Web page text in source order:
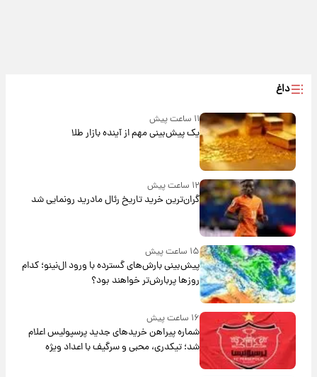
داغ
۱۱ ساعت پیش
یک پیش‌بینی مهم از آینده بازار طلا
۱۲ ساعت پیش
گران‌ترین خرید تاریخ رئال مادرید رونمایی شد
۱۵ ساعت پیش
پیش‌بینی بارش‌های گسترده با ورود ال‌نینو؛ کدام
روزها پربارش‌تر خواهند بود؟
۱۶ ساعت پیش
شماره پیراهن خریدهای جدید پرسپولیس اعلام
شد؛ تیکدری، محبی و سرگیف با اعداد ویژه